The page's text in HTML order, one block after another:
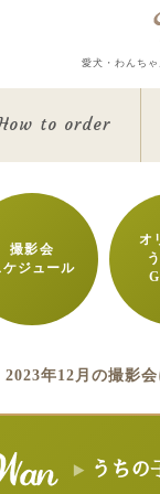
愛犬・わんち
to order
撮影会
ケジュール
オ
2023年12月の撮影
うちの
今
マグカ
リルフォト
アクリ